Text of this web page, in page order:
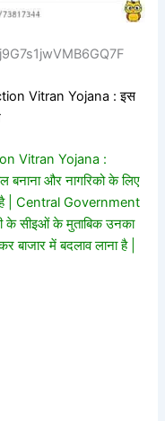
Vitran Yojana : इस
Vitran Yojana :
बनाना और नागरिको के लिए
है | Central Government
सीइओं के मुताबिक उनका
बाजार में बदलाव लाना है |